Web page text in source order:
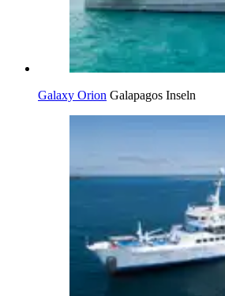
Galaxy Orion Galapagos Inseln